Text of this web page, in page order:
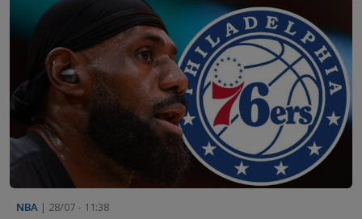
NBA | 28/07 - 11:38